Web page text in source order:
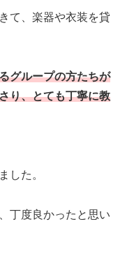
て、楽器や衣装を貸
グループの方たちが
り、とても丁寧に教
した。
丁度良かったと思い